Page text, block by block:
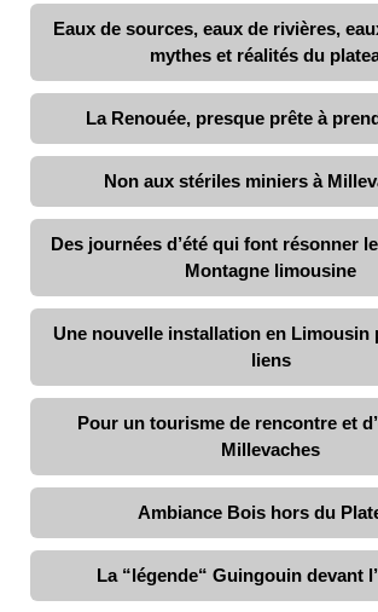
Eaux de sources, eaux de rivières,
mythes et réalités du
La Renouée, presque prête à
Non aux stériles miniers à
Des journées d’été qui font résonner
Montagne limousine
Une nouvelle installation en Limousin
liens
Pour un tourisme de rencontre et
Millevaches
Ambiance Bois hors du
La “légende“ Guingouin devant